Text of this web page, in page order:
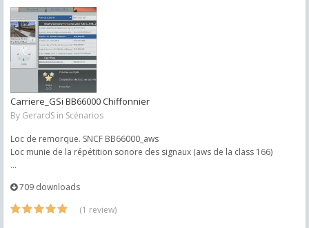
Carriere_GSi BB66000 Chiffonnier
By GerardS in Scénarios
Loc de remorque. SNCF BB66000_aws
Loc munie de la répétition sonore des signaux (aws de la class 166)
...
709 downloads
(1 review)